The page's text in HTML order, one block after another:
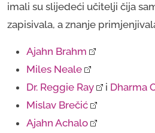
imali su slijedeći učitelji čija
zapisivala, a znanje
Ajahn Brahm
Miles Neale
Dr. Reggie Ray
i Dharma
Mislav Brečić
Ajahn Achalo